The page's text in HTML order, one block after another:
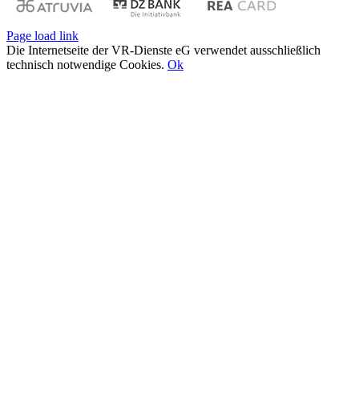
Page load link
Die Internetseite der VR-Dienste eG verwendet ausschließlich
technisch notwendige Cookies. Ok